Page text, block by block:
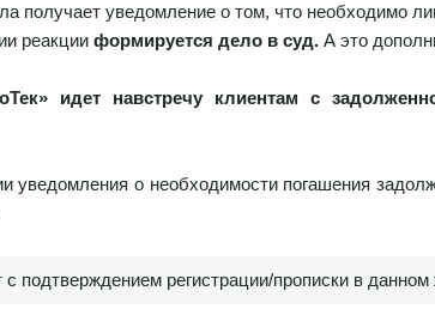
получает уведомление о том, что необходимо
реакции формируется дело в суд. А это
идет навстречу клиентам с
уведомления о необходимости погашения
с подтверждением регистрации/прописки в